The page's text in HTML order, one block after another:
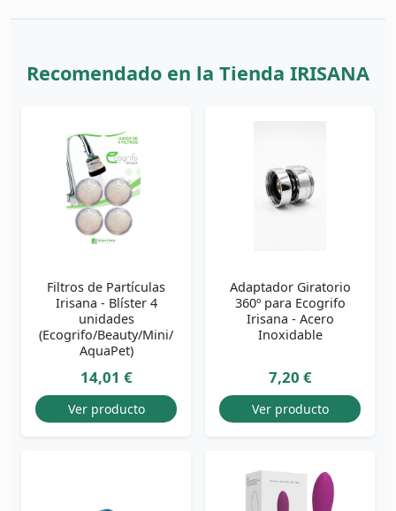
Recomendado en la Tienda IRISANA
Filtros de Partículas
Irisana - Blíster 4
unidades
(Ecogrifo/Beauty/Mini/
AquaPet)
14,01 €
Ver producto
Adaptador Giratorio
360º para Ecogrifo
Irisana - Acero
Inoxidable
7,20 €
Ver producto